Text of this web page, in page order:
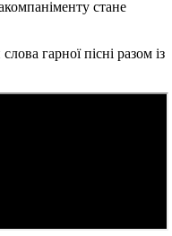
стане
гарної пісні разом із